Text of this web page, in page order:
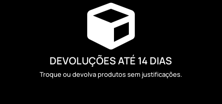

DEVOLUÇÕES ATÉ 14 DIAS
Troque ou devolva produtos sem justificações.